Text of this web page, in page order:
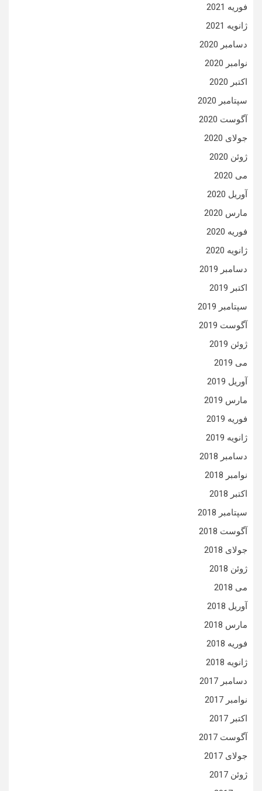
فوریه 2021
ژانویه 2021
دسامبر 2020
نوامبر 2020
اکتبر 2020
سپتامبر 2020
آگوست 2020
جولای 2020
ژوئن 2020
می 2020
آوریل 2020
مارس 2020
فوریه 2020
ژانویه 2020
دسامبر 2019
اکتبر 2019
سپتامبر 2019
آگوست 2019
ژوئن 2019
می 2019
آوریل 2019
مارس 2019
فوریه 2019
ژانویه 2019
دسامبر 2018
نوامبر 2018
اکتبر 2018
سپتامبر 2018
آگوست 2018
جولای 2018
ژوئن 2018
می 2018
آوریل 2018
مارس 2018
فوریه 2018
ژانویه 2018
دسامبر 2017
نوامبر 2017
اکتبر 2017
آگوست 2017
جولای 2017
ژوئن 2017